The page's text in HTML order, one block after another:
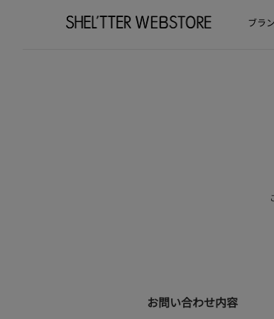
ブラ
お問い合わせ内容